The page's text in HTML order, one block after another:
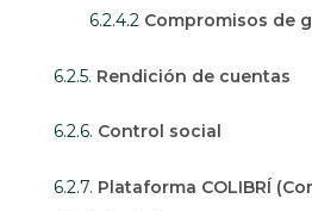
6.2.4.2 Compromisos de
6.2.5. Rendición de cuentas
6.2.6. Control social
6.2.7. Plataforma COLIBRÍ